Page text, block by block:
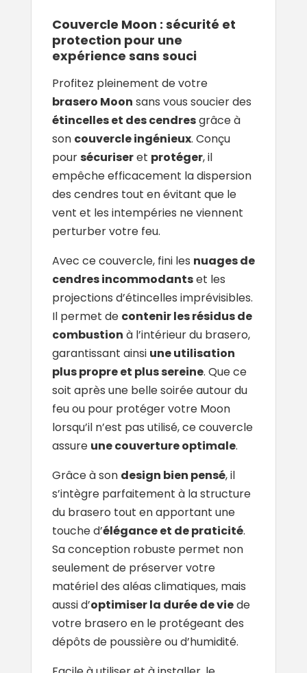
Couvercle Moon : sécurité et
protection pour une
expérience sans souci
Profitez pleinement de votre
brasero Moon sans vous soucier des
étincelles et des cendresgrâce à
son couvercle ingénieux. Conçu
poursécuriseret protéger, il
empêche efficacement la dispersion
des cendres tout en évitant que le
vent et les intempéries ne viennent
perturber votre feu.
Avec ce couvercle, fini les nuages de
cendres incommodantset les
projections d’étincelles imprévisibles.
Il permet de contenir les résidus de
combustion à l’intérieur du brasero,
garantissant ainsi une utilisation
plus propre et plus sereine. Que ce
soit après une belle soirée autour du
feu ou pour protéger votre Moon
lorsqu’il n’est pas utilisé, ce couvercle
assure une couverture optimale.
Grâce à son design bien pensé, il
s’intègre parfaitement à la structure
dubrasero tout en apportant une
touche d’élégance et de praticité.
Sa conception robuste permet non
seulement de préserver votre
matériel des aléas climatiques, mais
aussi d’optimiser la durée de viede
votre brasero en le protégeant des
dépôts de poussière ou d’humidité.